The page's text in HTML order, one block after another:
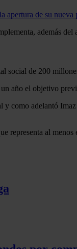
de su nueva
además
social de 200
año el objetivo
y como adelantó
representa al